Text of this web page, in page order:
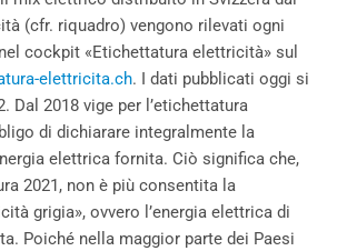
(cfr. riquadro) vengono rilevati ogni
cockpit «Etichettatura elettricità» sul
elettricita.ch. I dati pubblicati oggi si
Dal 2018 vige per l’etichettatura
di dichiarare integralmente la
elettrica fornita. Ciò significa che,
2021, non è più consentita la
grigia», ovvero l’energia elettrica di
Poiché nella maggior parte dei Paesi